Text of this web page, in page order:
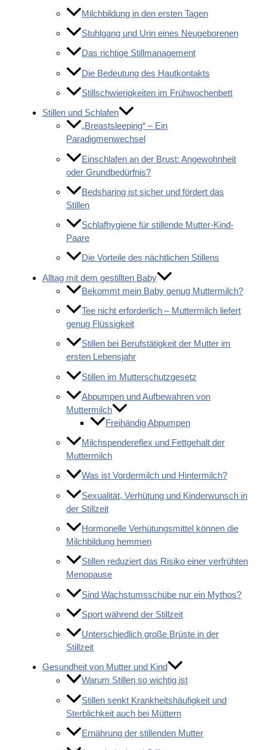
Milchbildung in den ersten Tagen
Stuhlgang und Urin eines Neugeborenen
Das richtige Stillmanagement
Die Bedeutung des Hautkontakts
Stillschwierigkeiten im Frühwochenbett
Stillen und Schlafen
„Breastsleeping“ – Ein
Paradigmenwechsel
Einschlafen an der Brust: Angewohnheit
oder Grundbedürfnis?
Bedsharing ist sicher und fördert das
Stillen
Schlafhygiene für stillende Mutter-Kind-
Paare
Die Vorteile des nächtlichen Stillens
Alltag mit dem gestillten Baby
Bekommt mein Baby genug Muttermilch?
Tee nicht erforderlich – Muttermilch liefert
genug Flüssigkeit
Stillen bei Berufstätigkeit der Mutter im
ersten Lebensjahr
Stillen im Mutterschutzgesetz
Abpumpen und Aufbewahren von
Muttermilch
Freihändig Abpumpen
Milchspendereflex und Fettgehalt der
Muttermilch
Was ist Vordermilch und Hintermilch?
Sexualität, Verhütung und Kinderwunsch in
der Stillzeit
Hormonelle Verhütungsmittel können die
Milchbildung hemmen
Stillen reduziert das Risiko einer verfrühten
Menopause
Sind Wachstumsschübe nur ein Mythos?
Sport während der Stillzeit
Unterschiedlich große Brüste in der
Stillzeit
Gesundheit von Mutter und Kind
Warum Stillen so wichtig ist
Stillen senkt Krankheitshäufigkeit und
Sterblichkeit auch bei Müttern
Ernährung der stillenden Mutter